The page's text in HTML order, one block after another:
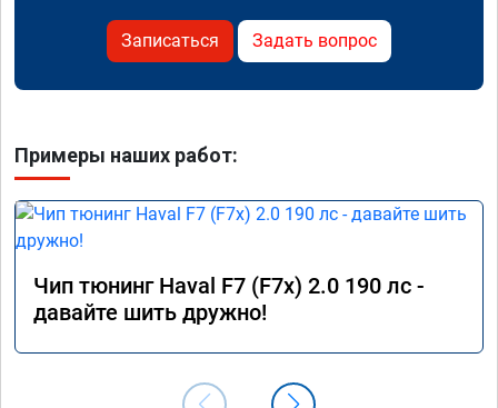
Записаться Задать вопрос
Примеры наших работ:
Чип тюнинг Haval F7 (F7x) 2.0 190 лс -
давайте шить дружно!